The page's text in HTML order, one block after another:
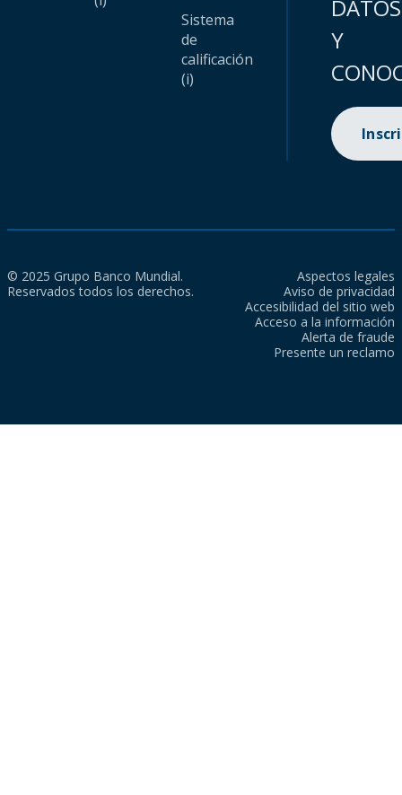
Sistema
de
calificación
(i)
DATOS
Y
© 2025 Grupo Banco Mundial.
Reservados todos los derechos.
Aspectos legales
Aviso de privacidad
Accesibilidad del sitio web
Acceso a la información
Alerta de fraude
Presente un reclamo